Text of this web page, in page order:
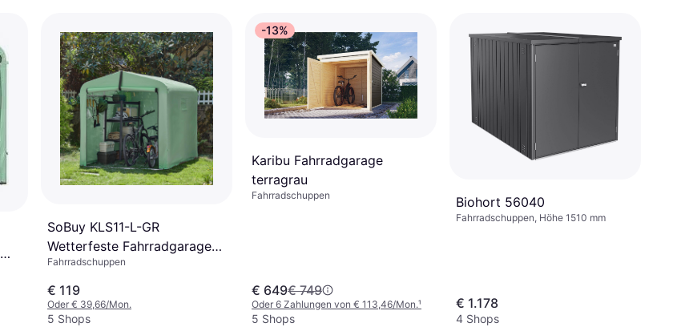
SoBuy KLS11-L-GR
Wetterfeste Fahrradgarage
159x165x219 cm
Fahrradschuppen
€ 119
Oder € 39,66/Mon.
5 Shops
-13%
Karibu Fahrradgarage
terragrau
Fahrradschuppen
€ 649€ 749
Oder 6 Zahlungen von € 113,46/Mon.¹
5 Shops
Biohort 56040
Fahrradschuppen, Höhe 1510 mm
€ 1.178
4 Shops